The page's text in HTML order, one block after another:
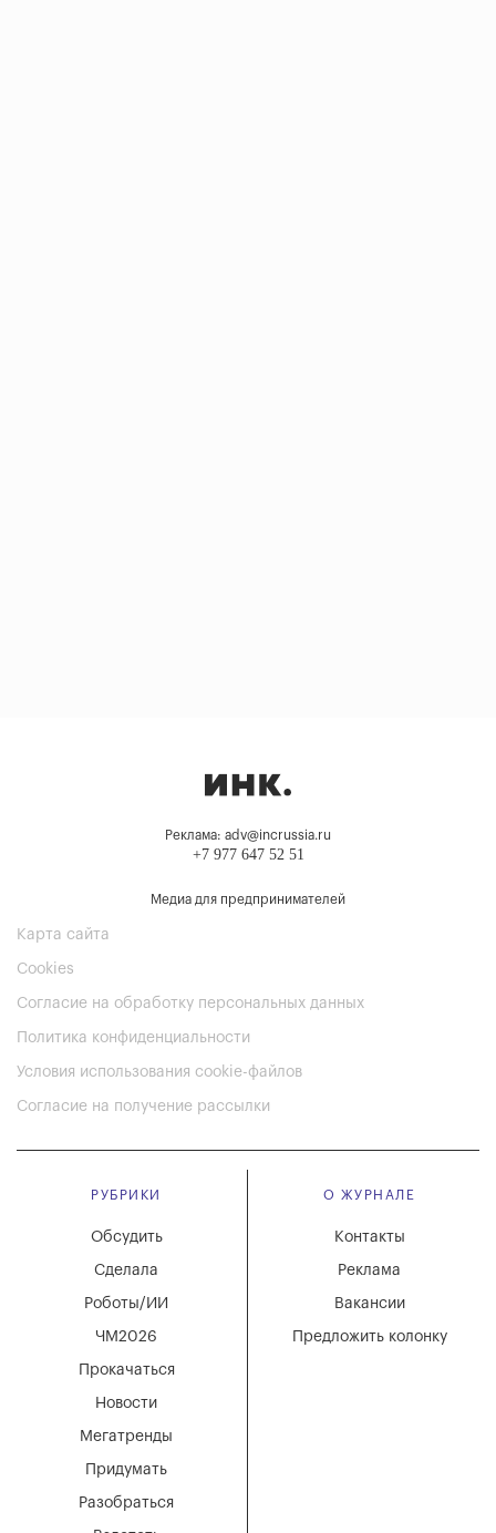
Реклама: adv@incrussia.ru
+7 977 647 52 51
Медиа для предпринимателей
Карта сайта
Cookies
Согласие на обработку персональных данных
Политика конфиденциальности
Условия использования cookie-файлов
Согласие на получение рассылки
РУБРИКИ
Мегатренды
Придумать
Разобраться
Новости
Обсудить
Сделала
Роботы/ИИ
ЧМ2026
Прокачаться
О ЖУРНАЛЕ
Вакансии
Реклама
Контакты
Предложить колонку